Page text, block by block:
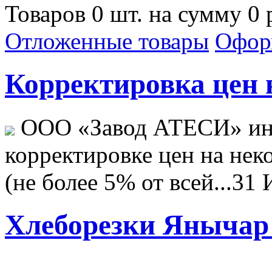
Товаров 0 шт. на сумму 0
Отложенные товары
Корректировка цен
ООО «Завод АТЕСИ»
корректировке цен на
(не более 5% от всей...31
Хлеборезки Янычар